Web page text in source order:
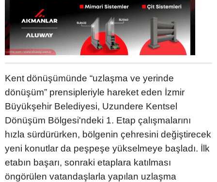
Kent dönüşümünde “uzlaşma ve yerinde
dönüşüm” prensipleriyle hareket eden İzmir
Büyükşehir Belediyesi, Uzundere Kentsel
Dönüşüm Bölgesi'ndeki 1. Etap çalışmalarını
hızla sürdürürken, bölgenin çehresini değiştirecek
yeni konutlar da peşpeşe yükselmeye başladı. İlk
etabın başarı, sonraki etaplara katılması
öngörülen vatandaşlarla yapılan uzlaşma